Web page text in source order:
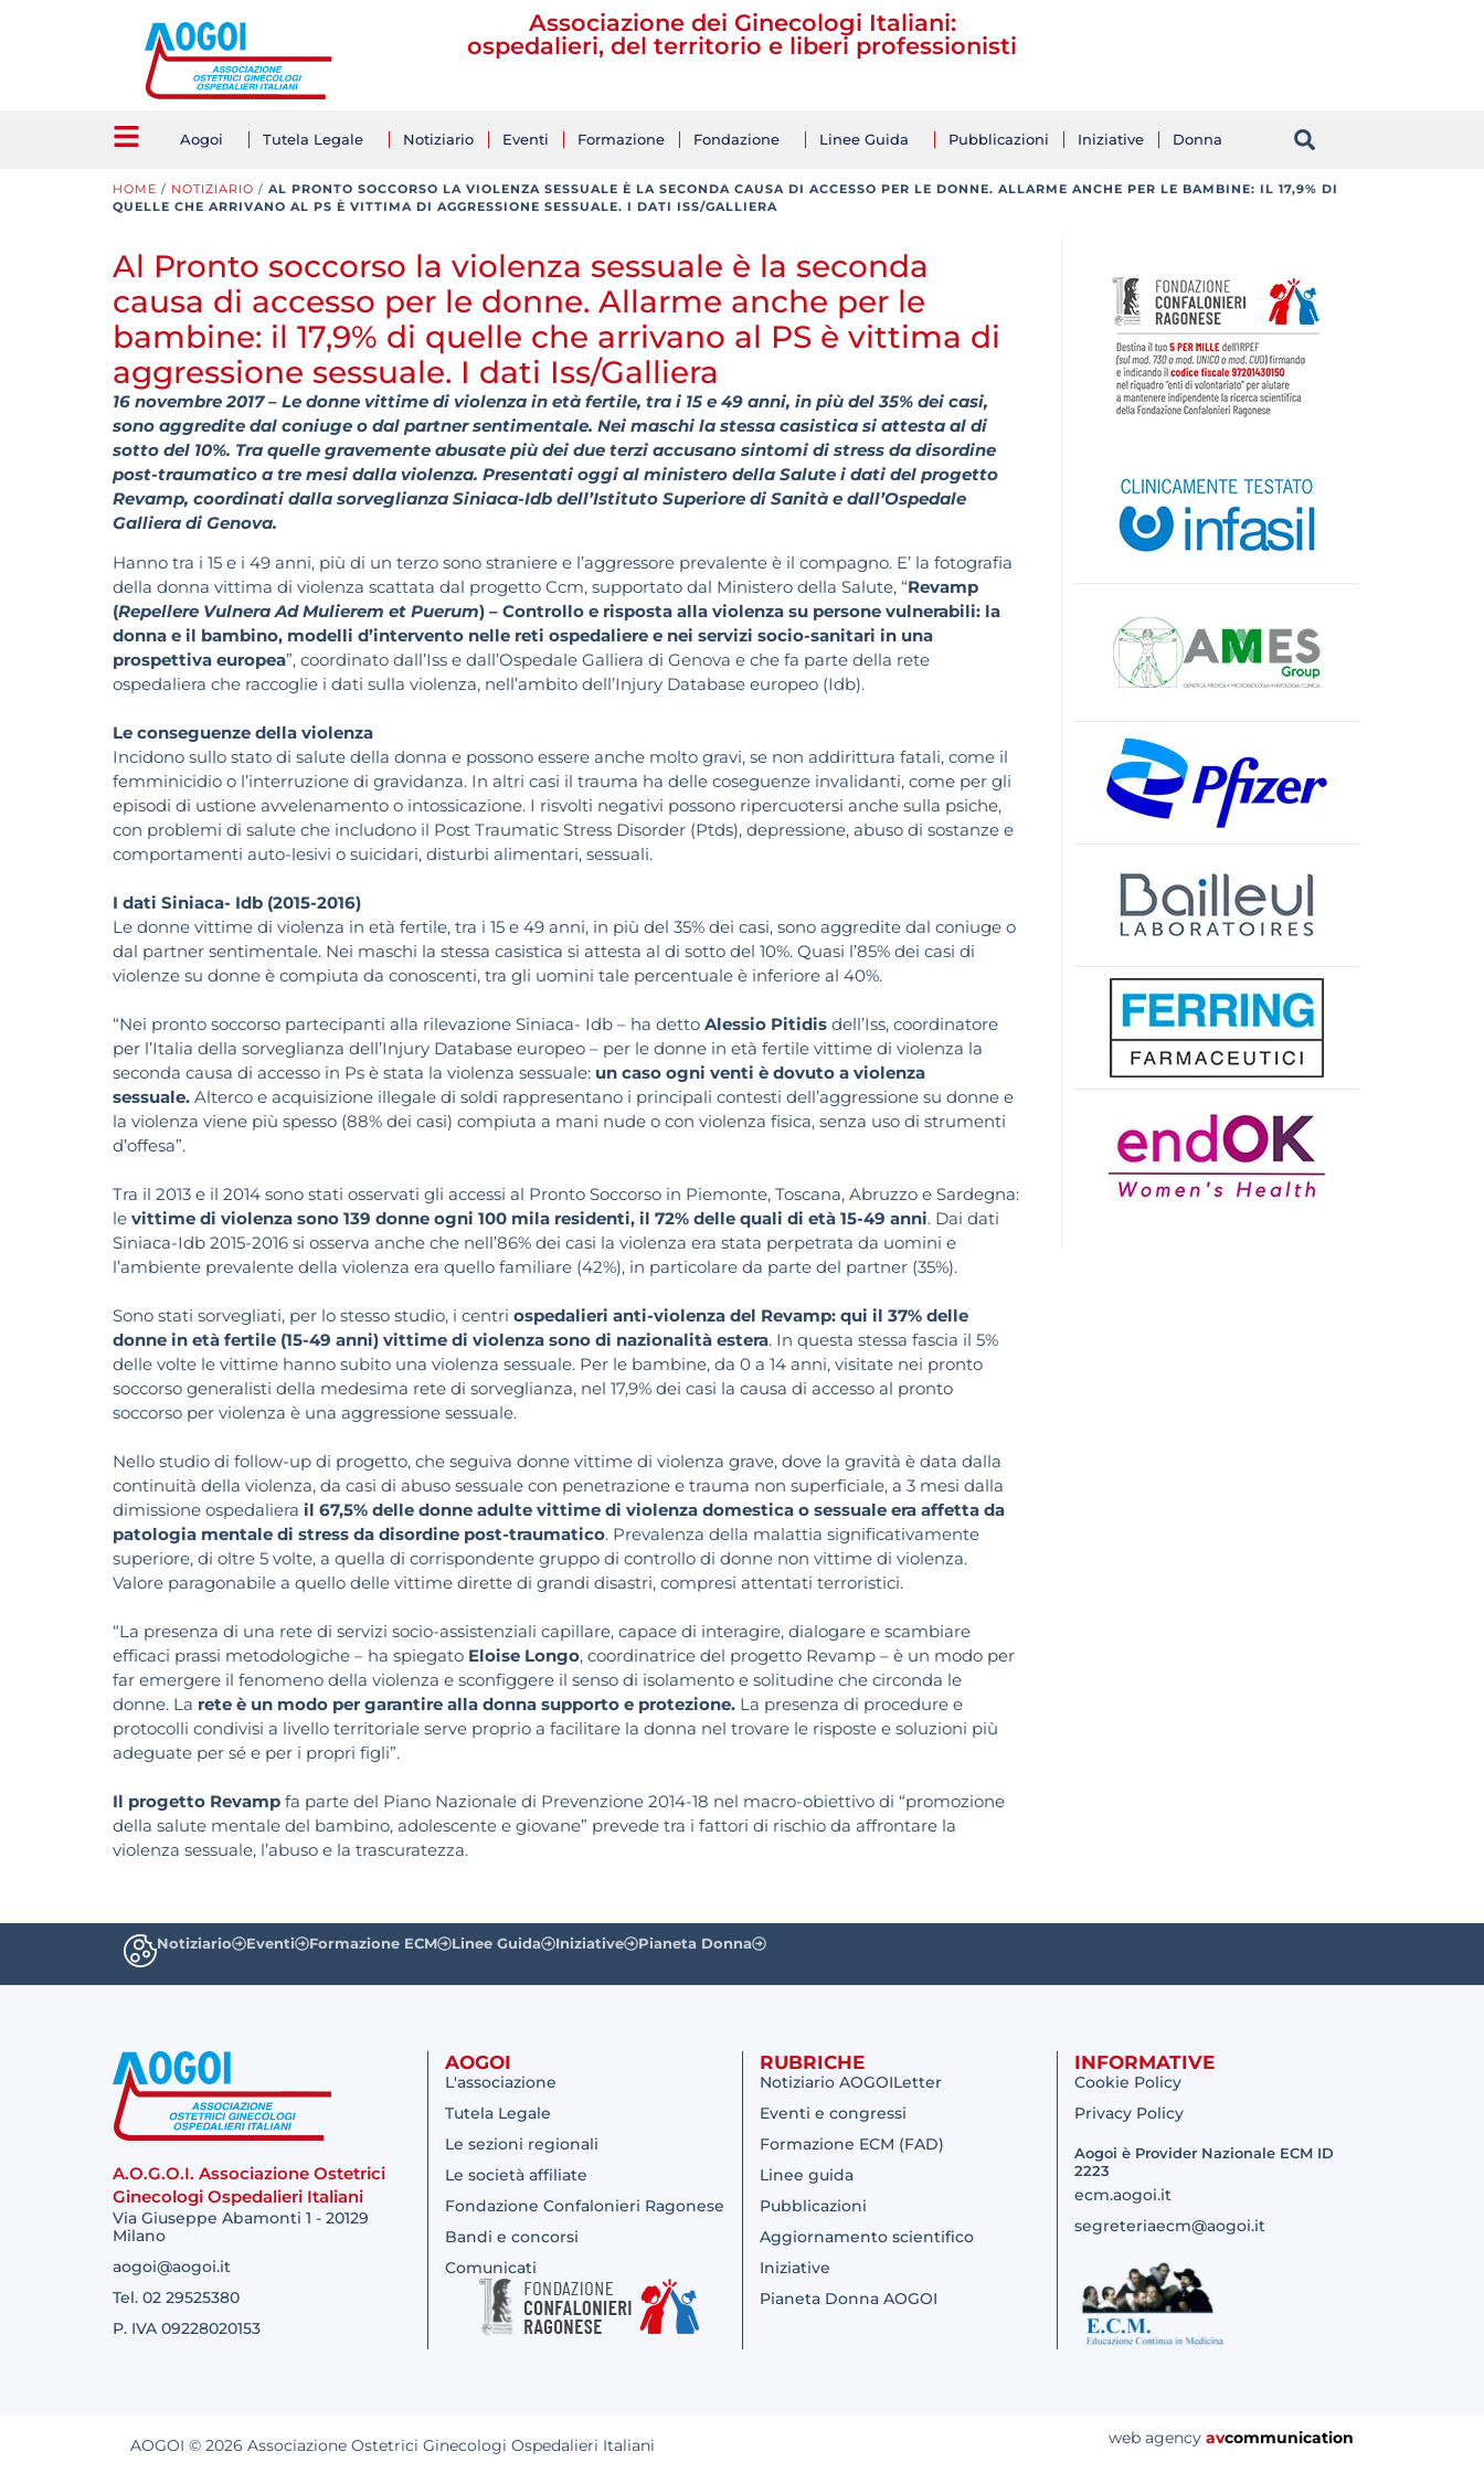
Associazione dei Ginecologi Italiani:
ospedalieri, del territorio e liberi professionisti
Aogoi Tutela Legale Notiziario Eventi Formazione Fondazione Linee Guida Pubblicazioni Iniziative Donna
HOME / NOTIZIARIO / AL PRONTO SOCCORSO LA VIOLENZA SESSUALE È LA SECONDA CAUSA DI ACCESSO PER LE DONNE. ALLARME ANCHE PER LE BAMBINE: IL 17,9% DI
QUELLE CHE ARRIVANO AL PS È VITTIMA DI AGGRESSIONE SESSUALE. I DATI ISS/GALLIERA
Al Pronto soccorso la violenza sessuale è la seconda
causa di accesso per le donne. Allarme anche per le
bambine: il 17,9% di quelle che arrivano al PS è vittima di
aggressione sessuale. I dati Iss/Galliera
16 novembre 2017 – Le donne vittime di violenza in età fertile, tra i 15 e 49 anni, in più del 35% dei casi,
sono aggredite dal coniuge o dal partner sentimentale. Nei maschi la stessa casistica si attesta al di
sotto del 10%. Tra quelle gravemente abusate più dei due terzi accusano sintomi di stress da disordine
post-traumatico a tre mesi dalla violenza. Presentati oggi al ministero della Salute i dati del progetto
Revamp, coordinati dalla sorveglianza Siniaca-Idb dell’Istituto Superiore di Sanità e dall’Ospedale
Galliera di Genova.
Hanno tra i 15 e i 49 anni, più di un terzo sono straniere e l’aggressore prevalente è il compagno. E’ la fotografia
della donna vittima di violenza scattata dal progetto Ccm, supportato dal Ministero della Salute, “Revamp
(Repellere Vulnera Ad Mulierem et Puerum) – Controllo e risposta alla violenza su persone vulnerabili: la
donna e il bambino, modelli d’intervento nelle reti ospedaliere e nei servizi socio-sanitari in una
prospettiva europea”, coordinato dall’Iss e dall’Ospedale Galliera di Genova e che fa parte della rete
ospedaliera che raccoglie i dati sulla violenza, nell’ambito dell’Injury Database europeo (Idb).
Le conseguenze della violenza
Incidono sullo stato di salute della donna e possono essere anche molto gravi, se non addirittura fatali, come il
femminicidio o l’interruzione di gravidanza. In altri casi il trauma ha delle coseguenze invalidanti, come per gli
episodi di ustione avvelenamento o intossicazione. I risvolti negativi possono ripercuotersi anche sulla psiche,
con problemi di salute che includono il Post Traumatic Stress Disorder (Ptds), depressione, abuso di sostanze e
comportamenti auto-lesivi o suicidari, disturbi alimentari, sessuali.
I dati Siniaca- Idb (2015-2016)
Le donne vittime di violenza in età fertile, tra i 15 e 49 anni, in più del 35% dei casi, sono aggredite dal coniuge o
dal partner sentimentale. Nei maschi la stessa casistica si attesta al di sotto del 10%. Quasi l’85% dei casi di
violenze su donne è compiuta da conoscenti, tra gli uomini tale percentuale è inferiore al 40%.
“Nei pronto soccorso partecipanti alla rilevazione Siniaca- Idb – ha detto Alessio Pitidis dell’Iss, coordinatore
per l’Italia della sorveglianza dell’Injury Database europeo – per le donne in età fertile vittime di violenza la
seconda causa di accesso in Ps è stata la violenza sessuale: un caso ogni venti è dovuto a violenza
sessuale. Alterco e acquisizione illegale di soldi rappresentano i principali contesti dell’aggressione su donne e
la violenza viene più spesso (88% dei casi) compiuta a mani nude o con violenza fisica, senza uso di strumenti
d’offesa”.
Tra il 2013 e il 2014 sono stati osservati gli accessi al Pronto Soccorso in Piemonte, Toscana, Abruzzo e Sardegna:
le vittime di violenza sono 139 donne ogni 100 mila residenti, il 72% delle quali di età 15-49 anni. Dai dati
Siniaca-Idb 2015-2016 si osserva anche che nell’86% dei casi la violenza era stata perpetrata da uomini e
l’ambiente prevalente della violenza era quello familiare (42%), in particolare da parte del partner (35%).
Sono stati sorvegliati, per lo stesso studio, i centri ospedalieri anti-violenza del Revamp: qui il 37% delle
donne in età fertile (15-49 anni) vittime di violenza sono di nazionalità estera. In questa stessa fascia il 5%
delle volte le vittime hanno subito una violenza sessuale. Per le bambine, da 0 a 14 anni, visitate nei pronto
soccorso generalisti della medesima rete di sorveglianza, nel 17,9% dei casi la causa di accesso al pronto
soccorso per violenza è una aggressione sessuale.
Nello studio di follow-up di progetto, che seguiva donne vittime di violenza grave, dove la gravità è data dalla
continuità della violenza, da casi di abuso sessuale con penetrazione e trauma non superficiale, a 3 mesi dalla
dimissione ospedaliera il 67,5% delle donne adulte vittime di violenza domestica o sessuale era affetta da
patologia mentale di stress da disordine post-traumatico. Prevalenza della malattia significativamente
superiore, di oltre 5 volte, a quella di corrispondente gruppo di controllo di donne non vittime di violenza.
Valore paragonabile a quello delle vittime dirette di grandi disastri, compresi attentati terroristici.
“La presenza di una rete di servizi socio-assistenziali capillare, capace di interagire, dialogare e scambiare
efficaci prassi metodologiche – ha spiegato Eloise Longo, coordinatrice del progetto Revamp – è un modo per
far emergere il fenomeno della violenza e sconfiggere il senso di isolamento e solitudine che circonda le
donne. La rete è un modo per garantire alla donna supporto e protezione. La presenza di procedure e
protocolli condivisi a livello territoriale serve proprio a facilitare la donna nel trovare le risposte e soluzioni più
adeguate per sé e per i propri figli”.
Il progetto Revamp fa parte del Piano Nazionale di Prevenzione 2014-18 nel macro-obiettivo di “promozione
della salute mentale del bambino, adolescente e giovane” prevede tra i fattori di rischio da affrontare la
violenza sessuale, l’abuso e la trascuratezza.
Notiziario Eventi Formazione ECM Linee Guida Iniziative Pianeta Donna
A.O.G.O.I. Associazione Ostetrici
Ginecologi Ospedalieri Italiani
Via Giuseppe Abamonti 1 - 20129
Milano
aogoi@aogoi.it
Tel. 02 29525380
P. IVA 09228020153
AOGOI
L'associazione
Tutela Legale
Le sezioni regionali
Le società affiliate
Fondazione Confalonieri Ragonese
Bandi e concorsi
Comunicati
RUBRICHE
Notiziario AOGOILetter
Eventi e congressi
Formazione ECM (FAD)
Linee guida
Pubblicazioni
Aggiornamento scientifico
Iniziative
Pianeta Donna AOGOI
INFORMATIVE
Cookie Policy
Privacy Policy
Aogoi è Provider Nazionale ECM ID
2223
ecm.aogoi.it
segreteriaecm@aogoi.it
AOGOI © 2026 Associazione Ostetrici Ginecologi Ospedalieri Italiani web agency avcommunication